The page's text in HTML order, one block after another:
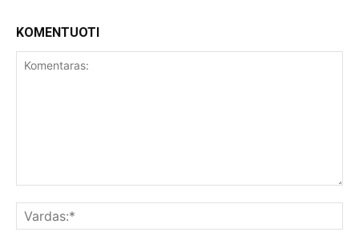
KOMENTUOTI